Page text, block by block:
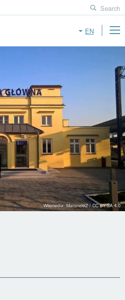
EN
Search
Wikimedia: Marcinekk2 / CC BY-SA 4.0